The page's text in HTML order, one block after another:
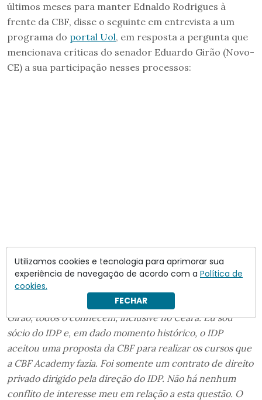
últimos meses para manter Ednaldo Rodrigues à
frente da CBF, disse o seguinte em entrevista a um
programa do portal Uol, em resposta a pergunta que
mencionava críticas do senador Eduardo Girão (Novo-
CE) a sua participação nesses processos:
“Não vou responder a crítica nenhuma do [Eduardo]
Girão, todos o conhecem, inclusive no Ceará. Eu sou
sócio do IDP e, em dado momento histórico, o IDP
aceitou uma proposta da CBF para realizar os cursos que
a CBF Academy fazia. Foi somente um contrato de direito
privado dirigido pela direção do IDP. Não há nenhum
conflito de interesse meu em relação a esta questão. O
Utilizamos cookies e tecnologia para aprimorar sua
experiência de navegação de acordo com a Política de
cookies.
FECHAR